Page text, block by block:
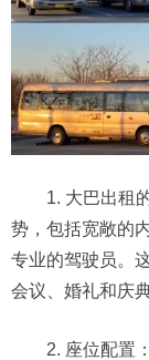
1. 大巴出租的
势，包括宽敞的
专业的驾驶员。
会议、婚礼和庆典
2. 座位配置：